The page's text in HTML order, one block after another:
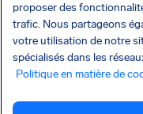
proposer des
trafic. Nous partageons
votre utilisation de notre
spécialisés dans les
Politique en matière de